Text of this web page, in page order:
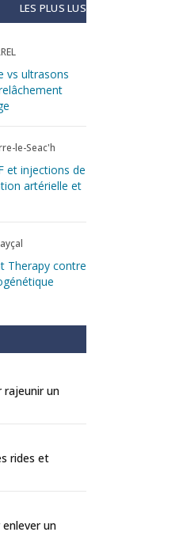
LES PLUS LUS
vs ultrasons
le-Seac'h
et injections de
artérielle et
Therapy contre
rajeunir un
rides et
un